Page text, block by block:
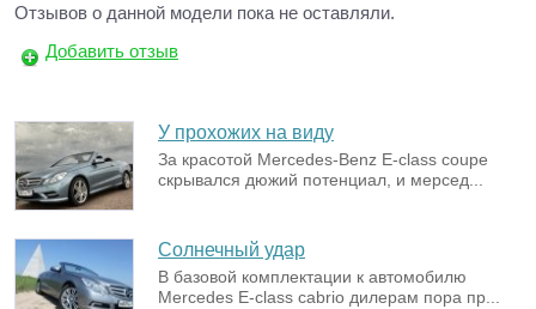
Отзывов о данной модели пока не оставляли.
Добавить отзыв
У прохожих на виду
За красотой Mercedes-Benz E-class coupe
скрывался дюжий потенциал, и мерсед...
Солнечный удар
В базовой комплектации к автомобилю
Mercedes E-class cabrio дилерам пора пр...